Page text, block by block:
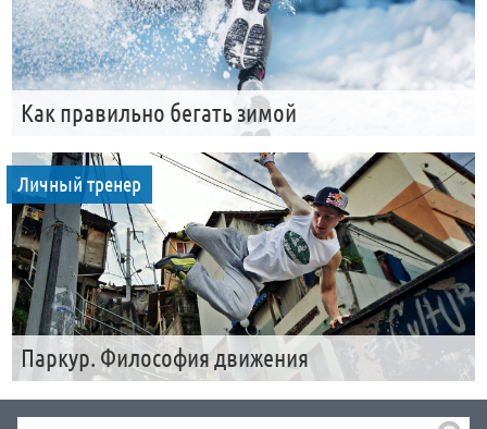
Как правильно бегать зимой
Личный тренер
Паркур. Философия движения